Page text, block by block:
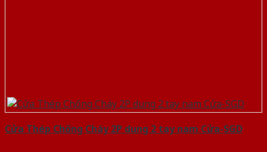
Cửa Thép Chống Cháy 2P dung 2 tay nam Cửa-SGD